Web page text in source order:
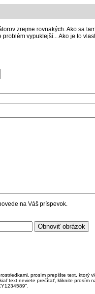
zrejme rovnakých. Ako sa
vypuklejší... Ako je to
na Váš príspevok.
prosím prepíšte text, ktorý
text neviete prečítať, kliknite prosím